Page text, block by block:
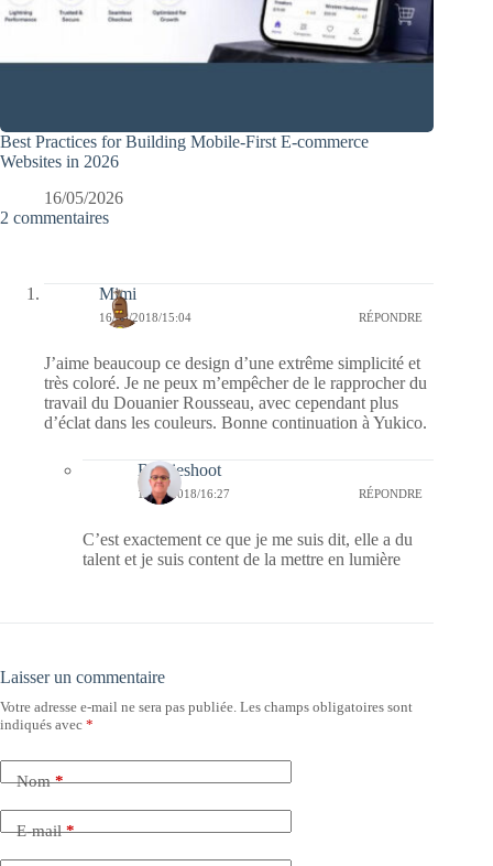
Best Practices for Building Mobile-First E-commerce
Websites in 2026
16/05/2026
2 commentaires
Mimi
16/03/2018/15:04 RÉPONDRE
J’aime beaucoup ce design d’une extrême simplicité et
très coloré. Je ne peux m’empêcher de le rapprocher du
travail du Douanier Rousseau, avec cependant plus
d’éclat dans les couleurs. Bonne continuation à Yukico.
Bernieshoot
16/03/2018/16:27 RÉPONDRE
C’est exactement ce que je me suis dit, elle a du
talent et je suis content de la mettre en lumière
Laisser un commentaire
Votre adresse e-mail ne sera pas publiée. Les champs obligatoires sont
indiqués avec *
Nom*
E-mail*